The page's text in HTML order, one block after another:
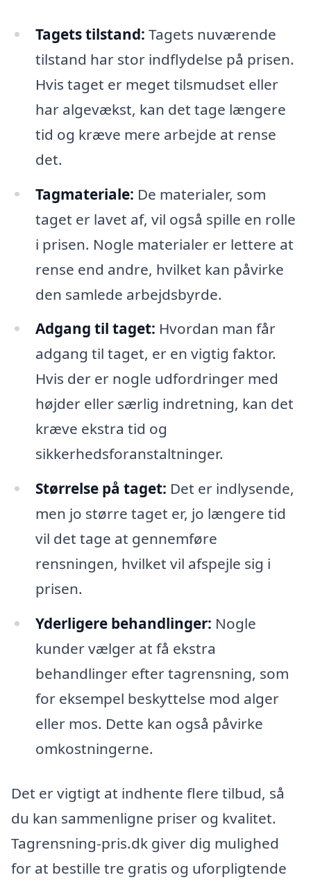
Tagets tilstand: Tagets nuværende
tilstand har stor indflydelse på prisen.
Hvis taget er meget tilsmudset eller
har algevækst, kan det tage længere
tid og kræve mere arbejde at rense
det.
Tagmateriale: De materialer, som
taget er lavet af, vil også spille en rolle
i prisen. Nogle materialer er lettere at
rense end andre, hvilket kan påvirke
den samlede arbejdsbyrde.
Adgang til taget: Hvordan man får
adgang til taget, er en vigtig faktor.
Hvis der er nogle udfordringer med
højder eller særlig indretning, kan det
kræve ekstra tid og
sikkerhedsforanstaltninger.
Størrelse på taget: Det er indlysende,
men jo større taget er, jo længere tid
vil det tage at gennemføre
rensningen, hvilket vil afspejle sig i
prisen.
Yderligere behandlinger: Nogle
kunder vælger at få ekstra
behandlinger efter tagrensning, som
for eksempel beskyttelse mod alger
eller mos. Dette kan også påvirke
omkostningerne.
Det er vigtigt at indhente flere tilbud, så
du kan sammenligne priser og kvalitet.
Tagrensning-pris.dk giver dig mulighed
for at bestille tre gratis og uforpligtende